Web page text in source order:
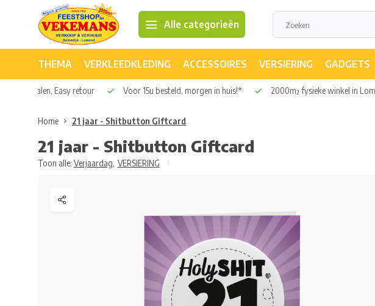
Alle categorieën
THEMA VERKLEEDKLEDING ACCESSOIRES VERSIERING GADGETS
Veilig betalen, Easy retour Voor 15u besteld, morgen in huis!* 2000m² fysieke winkel in
Home 21 jaar - Shitbutton Giftcard
21 jaar - Shitbutton Giftcard
Toon alle: Verjaardag, VERSIERING